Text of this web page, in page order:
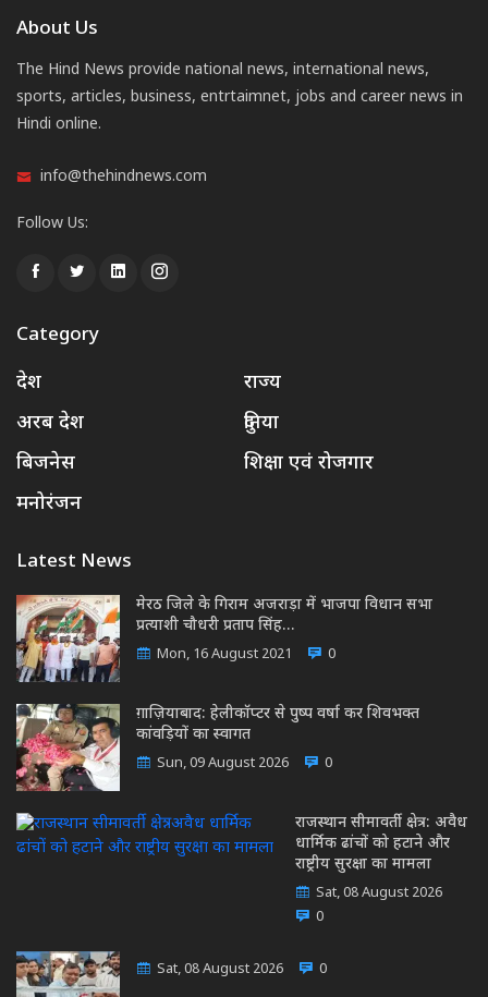
About Us
The Hind News provide national news, international news,
sports, articles, business, entrtaimnet, jobs and career news in
Hindi online.
info@thehindnews.com
Follow Us:
Category
देश
राज्य
अरब देश
दुनिया
बिजनेस
शिक्षा एवं रोजगार
मनोरंजन
Latest News
मेरठ जिले के गिराम अजराड़ा में भाजपा विधान सभा
प्रत्याशी चौधरी प्रताप सिंह…
Mon, 16 August 2021 0
ग़ाज़ियाबाद: हेलीकॉप्टर से पुष्प वर्षा कर शिवभक्त
कांवड़ियों का स्वागत
Sun, 09 August 2026 0
राजस्थान सीमावर्ती क्षेत्र: अवैध
धार्मिक ढांचों को हटाने और
राष्ट्रीय सुरक्षा का मामला
Sat, 08 August 2026
0
Sat, 08 August 2026 0